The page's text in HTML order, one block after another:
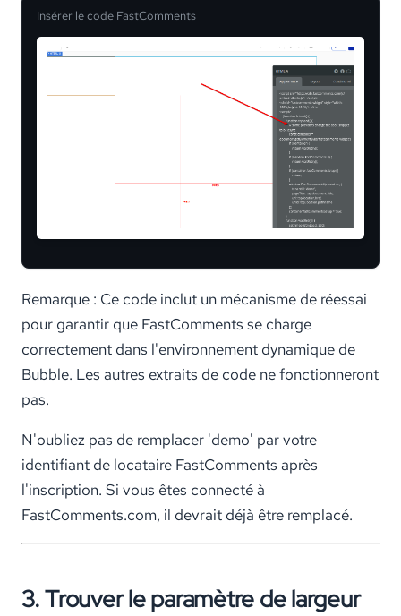
Insérer le code FastComments
Remarque : Ce code inclut un mécanisme de réessai
pour garantir que FastComments se charge
correctement dans l'environnement dynamique de
Bubble. Les autres extraits de code ne fonctionneront
pas.
N'oubliez pas de remplacer 'demo' par votre
identifiant de locataire FastComments après
l'inscription. Si vous êtes connecté à
FastComments.com, il devrait déjà être remplacé.
3. Trouver le paramètre de largeur